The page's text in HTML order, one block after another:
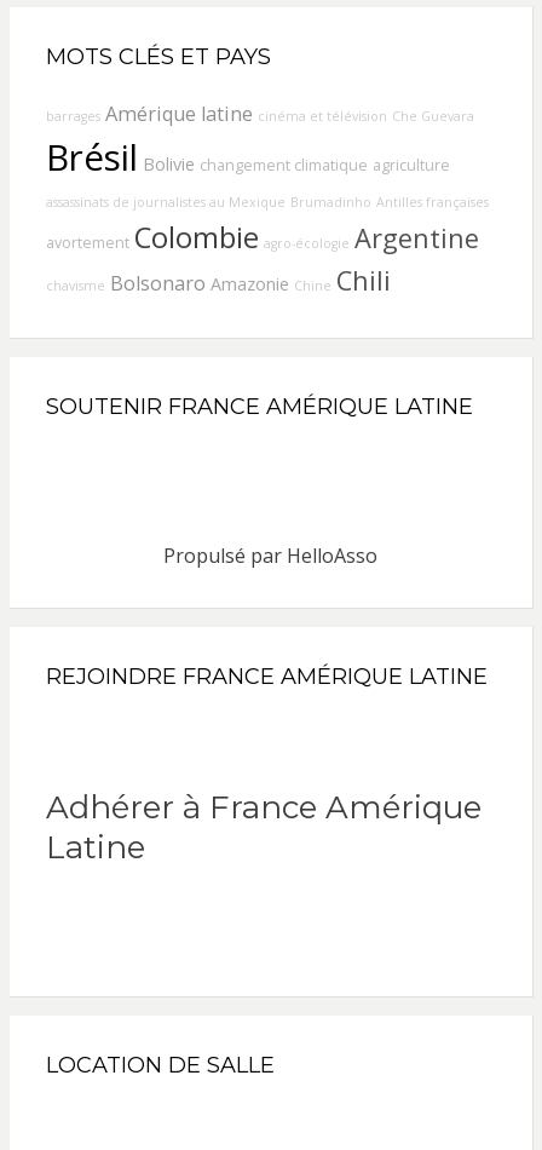
MOTS CLÉS ET PAYS
barrages Amérique latine cinéma et télévision Che Guevara
Brésil Bolivie changement climatique agriculture
assassinats de journalistes au Mexique Brumadinho Antilles françaises
avortement Colombie agro-écologie Argentine
chavisme Bolsonaro Amazonie Chine Chili
SOUTENIR FRANCE AMÉRIQUE LATINE
Propulsé par HelloAsso
REJOINDRE FRANCE AMÉRIQUE LATINE
Adhérer à France Amérique
Latine
LOCATION DE SALLE